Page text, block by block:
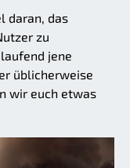
daran, das
zu
jene
üblicherweise
wir euch etwas